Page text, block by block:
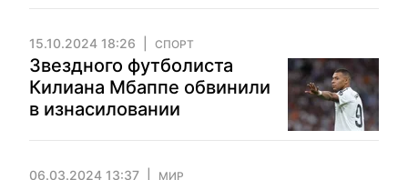
15.10.2024 18:26 СПОРТ
Звездного футболиста
Килиана Мбаппе обвинили
в изнасиловании
06.03.2024 13:37 МИР